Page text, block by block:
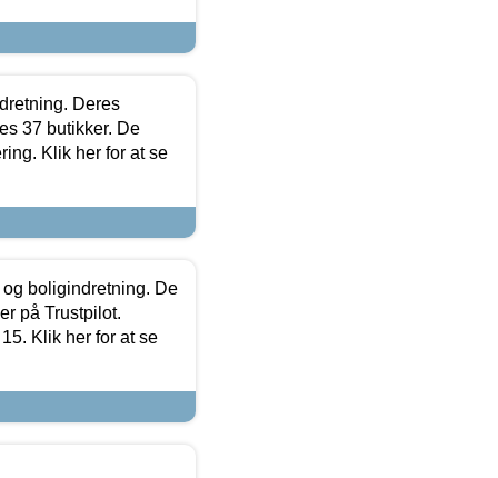
Deres
37 butikker. De
Klik her for at se
boligindretning. De
på Trustpilot.
Klik her for at se